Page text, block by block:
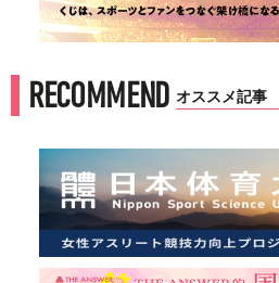
RECOMMEND オススメ記事